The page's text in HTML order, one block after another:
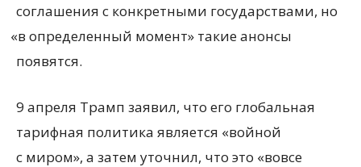
соглашения с конкретными государствами, но
«в определенный момент» такие анонсы
появятся.
9 апреля Трамп заявил, что его глобальная
тарифная политика является «войной
с миром», а затем уточнил, что это «вовсе